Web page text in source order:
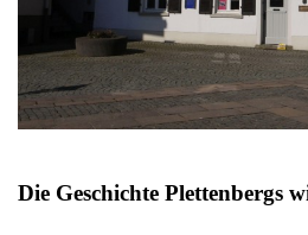
Die Geschichte Plettenbergs